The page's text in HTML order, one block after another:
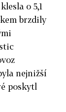
o 5,1
brzdily
nejnižší
poskytl